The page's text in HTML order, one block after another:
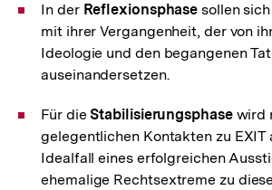
In der Reflexionsphase sollen
mit ihrer Vergangenheit, der von
Ideologie und den begangenen
auseinandersetzen.
Für dieStabilisierungsphasewird
gelegentlichen Kontakten zu EXIT
Idealfall eines erfolgreichen
ehemalige Rechtsextreme zu